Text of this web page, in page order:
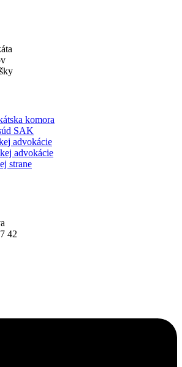
komora
SAK
advokácie
advokácie
strane
42